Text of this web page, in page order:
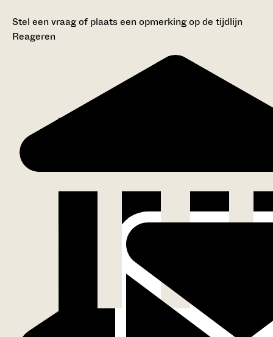
Stel een vraag of plaats een opmerking op de tijdlijn
Reageren